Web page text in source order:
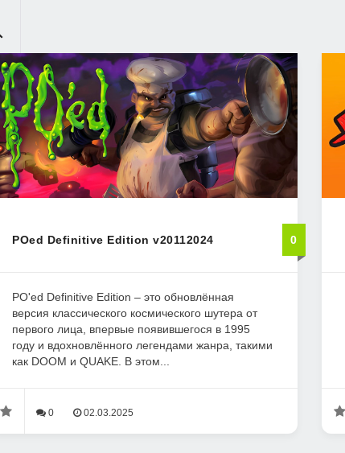
POed Definitive Edition v20112024 0
PO'ed Definitive Edition – это обновлённая
версия классического космического шутера от
первого лица, впервые появившегося в 1995
году и вдохновлённого легендами жанра, такими
как DOOM и QUAKE. В этом...
0 02.03.2025